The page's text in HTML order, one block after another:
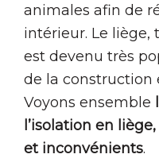
animales afin de
intérieur. Le
est devenu très
de la construction
Voyons ensemble
l’isolation en
et inconvénients.